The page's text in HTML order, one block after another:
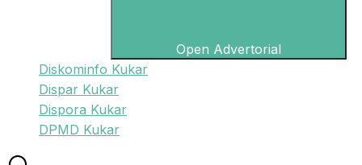
Open Advertorial
Diskominfo Kukar
Dispar Kukar
Dispora Kukar
DPMD Kukar